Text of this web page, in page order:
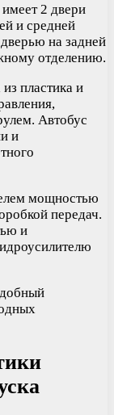
2 двери
и средней
на задней
отделению.
пластика и
Автобус
и
мощностью
передач.
и